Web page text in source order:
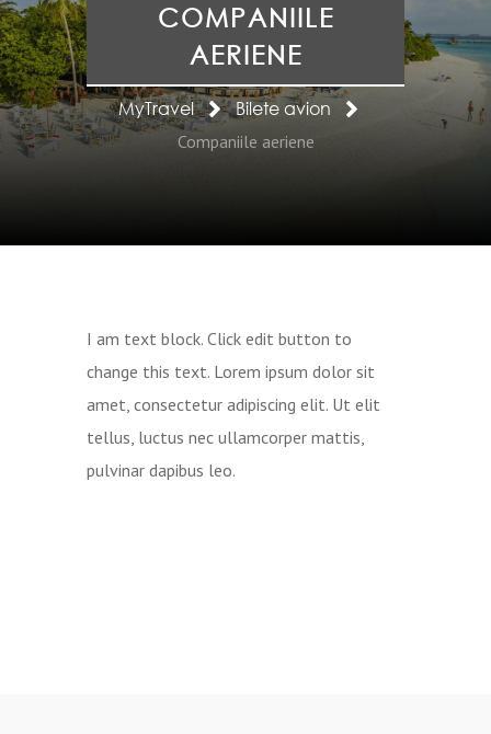
COMPANIILE
AERIENE
MyTravel
Bilete avion
Companiile aeriene
I am text block. Click edit button to
change this text. Lorem ipsum dolor sit
amet, consectetur adipiscing elit. Ut elit
tellus, luctus nec ullamcorper mattis,
pulvinar dapibus leo.